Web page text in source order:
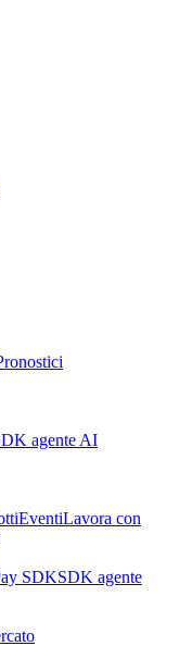
agente AI
EventiLavora con
SDKSDK agente